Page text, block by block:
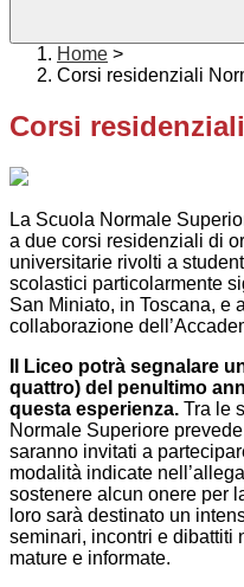
Home >
Corsi residenziali
Corsi
La Scuola Normale
a due corsi residenziali di
universitarie rivolti a
scolastici particolarmente
San Miniato, in Toscana, e
collaborazione
Il Liceo potrà segnalare
quattro) del penultimo
questa esperienza. Tra le
Normale Superiore
saranno invitati a
modalità indicate
sostenere alcun onere per
loro sarà destinato un
seminari, incontri e dibattiti
mature e informate.